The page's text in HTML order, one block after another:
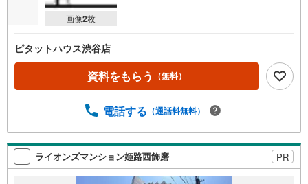
画像2枚
ピタットハウス渋谷店
資料をもらう （無料）
電話する （通話料無料）
ライオンズマンション姫路西飾磨 PR